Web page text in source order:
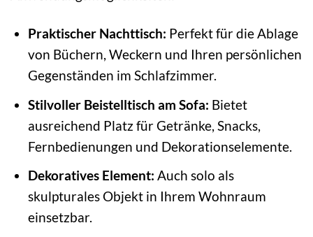
Praktischer Nachttisch: Perfekt für die Ablage
von Büchern, Weckern und Ihren persönlichen
Gegenständen im Schlafzimmer.
Stilvoller Beistelltisch am Sofa: Bietet
ausreichend Platz für Getränke, Snacks,
Fernbedienungen und Dekorationselemente.
Dekoratives Element: Auch solo als
skulpturales Objekt in Ihrem Wohnraum
einsetzbar.